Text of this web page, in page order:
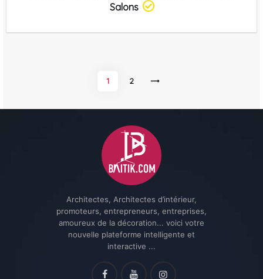
Salons
1 2
Architectes, Architectes d’intérieur,
promoteurs, entrepreneurs, entreprises,
amoureux de la décoration... voici votre
nouvelle plateforme intelligente et
interactive ...